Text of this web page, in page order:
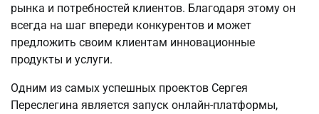
рынка и потребностей клиентов. Благодаря этому он
всегда на шаг впереди конкурентов и может
предложить своим клиентам инновационные
продукты и услуги.
Одним из самых успешных проектов Сергея
Переслегина является запуск онлайн-платформы,